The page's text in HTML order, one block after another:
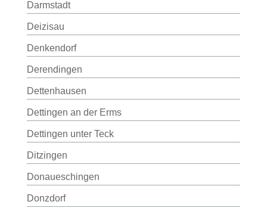
Darmstadt
Deizisau
Denkendorf
Derendingen
Dettenhausen
Dettingen an der Erms
Dettingen unter Teck
Ditzingen
Donaueschingen
Donzdorf